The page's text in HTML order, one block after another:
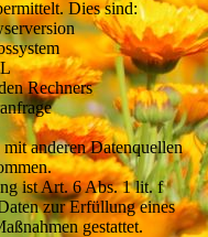
Dies sind:
Rechners
anderen Datenquellen
ist Art. 6 Abs. 1 lit. f
zur Erfüllung eines
gestattet.